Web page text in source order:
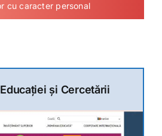
cu caracter personal
și Cercetării